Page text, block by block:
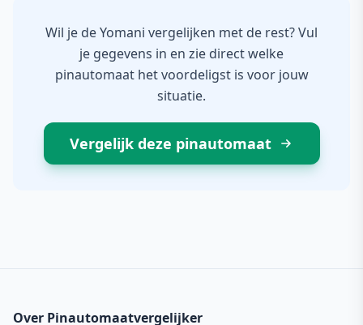
Wil je de Yomani vergelijken met de rest? Vul
je gegevens in en zie direct welke
pinautomaat het voordeligst is voor jouw
situatie.
Vergelijk deze pinautomaat
Over Pinautomaatvergelijker